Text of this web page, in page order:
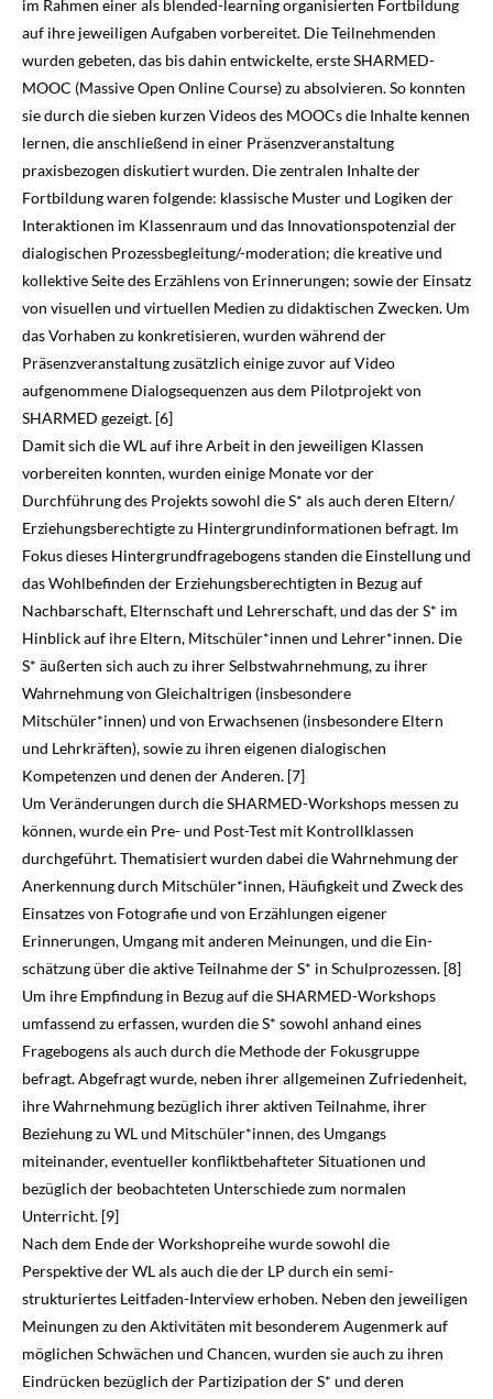
im Rahmen einer als blended-learning organisierten Fortbildung
auf ihre jeweiligen Aufgaben vorbereitet. Die Teilnehmenden
wurden gebeten, das bis dahin entwickelte, erste SHARMED-
MOOC (Massive Open Online Course) zu absolvieren. So konnten
sie durch die sieben kurzen Videos des MOOCs die Inhalte kennen
lernen, die anschließend in einer Präsenzveranstaltung
praxisbezogen diskutiert wurden. Die zentralen Inhalte der
Fortbildung waren folgende: klassische Muster und Logiken der
Interaktionen im Klassenraum und das Innovationspotenzial der
dialogischen Prozess­be­gleitung/-moderation; die kreative und
kollektive Seite des Erzählens von Erinnerungen; sowie der Einsatz
von visuellen und virtuellen Medien zu didaktischen Zwecken. Um
das Vor­haben zu konkretisieren, wurden während der
Präsenzveranstaltung zusätzlich einige zuvor auf Video
aufgenommene Dialogsequenzen aus dem Pilotprojekt von
SHARMED gezeigt. [6]
Damit sich die WL auf ihre Arbeit in den jeweiligen Klassen
vorbereiten konnten, wurden einige Monate vor der
Durchführung des Projekts sowohl die S* als auch deren Eltern/
Erziehungsberechtigte zu Hintergrundinformationen befragt. Im
Fokus dieses Hintergrundfragebogens standen die Einstellung und
das Wohlbefinden der Erziehungsberechtigten in Bezug auf
Nachbarschaft, Elternschaft und Lehrerschaft, und das der S* im
Hinblick auf ihre Eltern, Mitschüler*innen und Lehrer*innen. Die
S* äußerten sich auch zu ihrer Selbstwahr­nehmung, zu ihrer
Wahrnehmung von Gleichaltrigen (insbesondere
Mitschüler*innen) und von Erwachsenen (insbesondere Eltern
und Lehrkräften), sowie zu ihren eigenen dialogischen
Kompetenzen und denen der Anderen. [7]
Um Veränderungen durch die SHARMED-Workshops messen zu
können, wurde ein Pre- und Post-Test mit Kontrollklassen
durchgeführt. Thematisiert wurden dabei die Wahrnehmung der
Anerkennung durch Mitschüler*innen, Häufigkeit und Zweck des
Einsatzes von Fotografie und von Erzählungen eigener
Erinnerungen, Umgang mit anderen Meinungen, und die Ein­
schätzung über die aktive Teilnahme der S* in Schulprozessen. [8]
Um ihre Empfindung in Bezug auf die SHARMED-Workshops
umfassend zu erfassen, wurden die S* sowohl anhand eines
Fragebogens als auch durch die Methode der Fokusgruppe
befragt. Abgefragt wurde, neben ihrer allgemeinen Zufriedenheit,
ihre Wahrnehmung bezüglich ihrer aktiven Teilnahme, ihrer
Beziehung zu WL und Mitschüler*innen, des Umgangs
miteinander, eventueller konfliktbehafteter Situationen und
bezüglich der beobachteten Unterschiede zum normalen
Unterricht. [9]
Nach dem Ende der Workshopreihe wurde sowohl die
Perspektive der WL als auch die der LP durch ein semi-
strukturiertes Leitfaden-Interview erhoben. Neben den jeweiligen
Meinungen zu den Aktivitäten mit besonderem Augenmerk auf
möglichen Schwächen und Chancen, wurden sie auch zu ihren
Eindrücken bezüglich der Partizipation der S* und deren